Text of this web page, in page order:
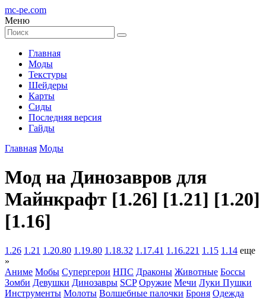
mc-pe.com
Меню
Главная
Моды
Текстуры
Шейдеры
Карты
Сиды
Последняя версия
Гайды
Главная Моды
Мод на Динозавров для
Майнкрафт [1.26] [1.21] [1.20]
[1.16]
1.26 1.21 1.20.80 1.19.80 1.18.32 1.17.41 1.16.221 1.15 1.14 еще
»
Аниме Мобы Супергерои НПС Драконы Животные Боссы
Зомби Девушки Динозавры SCP Оружие Мечи Луки Пушки
Инструменты Молоты Волшебные палочки Броня Одежда